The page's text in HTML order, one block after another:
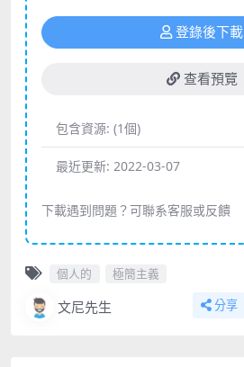
登錄後下載
查看預覽
包含資源: (1個)
最近更新: 2022-03-07
下載遇到問題？可聯系客服或反饋
個人的 極簡主義
文尼先生 分享